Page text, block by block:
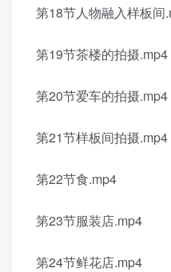
第18节人物融入样板间
第19节茶楼的拍摄.mp4
第20节爱车的拍摄.mp4
第21节样板间拍摄.mp4
第22节食.mp4
第23节服装店.mp4
第24节鲜花店.mp4